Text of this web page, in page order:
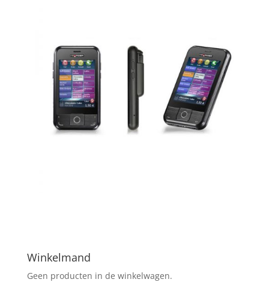
Winkelmand
Geen producten in de winkelwagen.